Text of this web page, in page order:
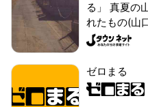
る」 真夏の
れたもの(山
ゼロまる